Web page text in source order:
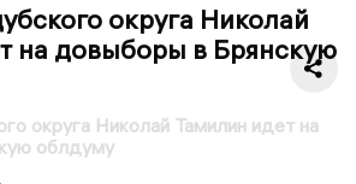
округа Николай
на довыборы в Брянскую
округа Николай Тамилин идет на
облдуму